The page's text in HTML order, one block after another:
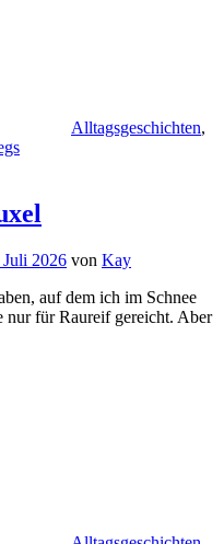
Alltagsgeschichten,
Juli 2026 von Kay
auf dem ich im Schnee
nur für Raureif gereicht. Aber